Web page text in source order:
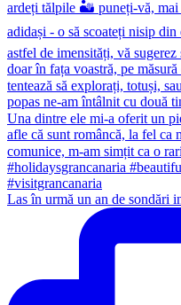
Las în urmă un an de sondări